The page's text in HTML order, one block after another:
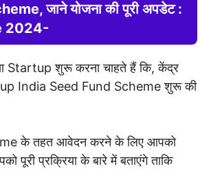
जाने योजना की पूरी अपडेट :
2024-
Startup शुरू करना चाहते हैं कि, केंद्र
India Seed Fund Scheme शुरू की
के तहत आवेदन करने के लिए आपको
पूरी प्रक्रिया के बारे में बताएंगे ताकि